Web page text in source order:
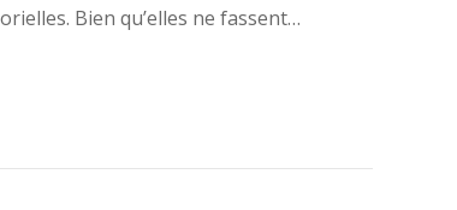
Bien qu’elles ne fassent…